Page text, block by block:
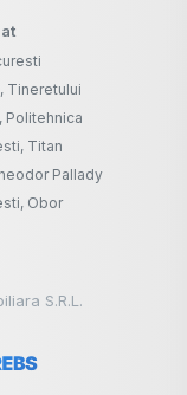
Tineretului
Politehnica
Titan
Pallady
Obor
S.R.L.